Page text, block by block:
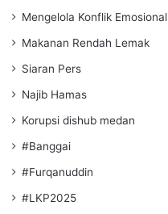
Mengelola Konflik Emosional
Makanan Rendah Lemak
Siaran Pers
Najib Hamas
Korupsi dishub medan
#Banggai
#Furqanuddin
#LKP2025